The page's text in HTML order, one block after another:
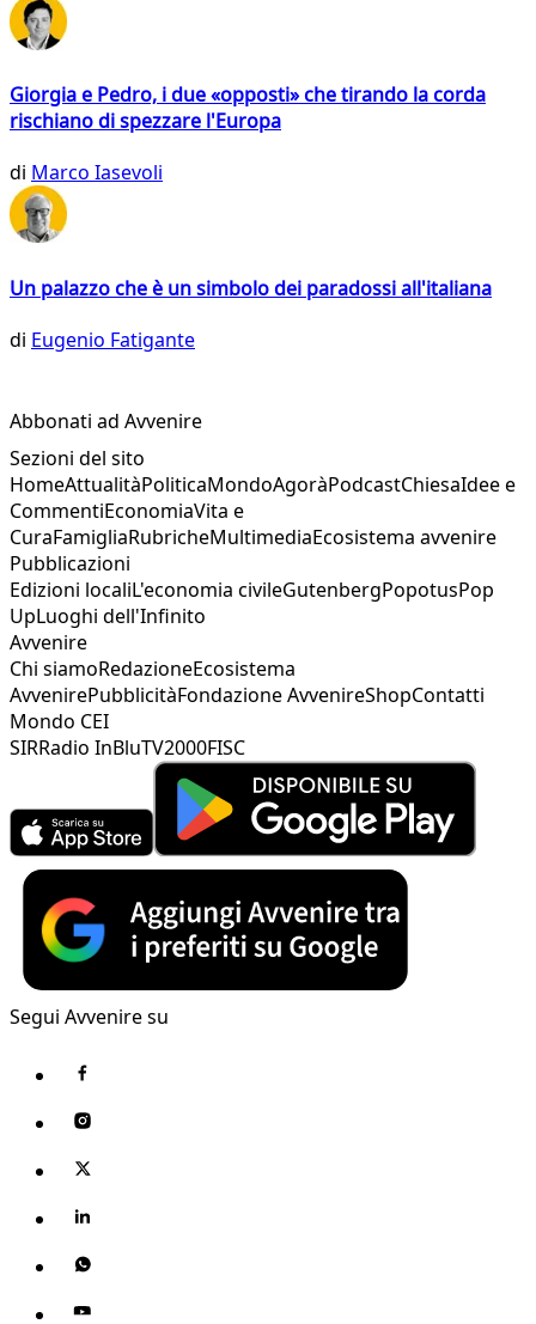
Giorgia e Pedro, i due «opposti» che tirando la corda
rischiano di spezzare l'Europa
di Marco Iasevoli
Un palazzo che è un simbolo dei paradossi all'italiana
di Eugenio Fatigante
Abbonati ad Avvenire
Sezioni del sito
HomeAttualitàPoliticaMondoAgoràPodcastChiesaIdee e
CommentiEconomiaVita e
CuraFamigliaRubricheMultimediaEcosistema avvenire
Pubblicazioni
Edizioni localiL'economia civileGutenbergPopotusPop
UpLuoghi dell'Infinito
Avvenire
Chi siamoRedazioneEcosistema
AvvenirePubblicitàFondazione AvvenireShopContatti
Mondo CEI
SIRRadio InBluTV2000FISC
Segui Avvenire su